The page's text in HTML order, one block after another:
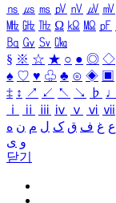
㎱ ㎲ ㎳ ㎴ ㎵ ㎶ ㎷
㎒ ㎓ ㎔ Ω ㏀ ㏁ ㎊
㏃ ㏉ ㏜ ㏆
§ ※ ☆ ★ ○ ● ◎ ◇
♠ ♡ ♥ ♧ ♣ ⊙ ◈ ▣
‡ ↕ ↗ ↙ ↖ ↘ ♭ ♩
ⅰ
ⅱ ⅲ ⅳ ⅴ ⅵ ⅶ
ع غ ف ق ک ل م ن ه
و ی
닫기